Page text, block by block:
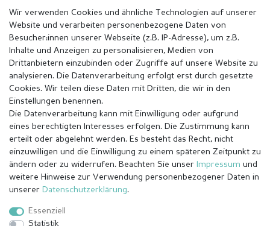
Impressum Daten­schutz­erklärung
Wir verwenden Cookies und ähnliche Technologien auf unserer
Website und verarbeiten personenbezogene Daten von
Besucher:innen unserer Webseite (z.B. IP-Adresse), um z.B.
Inhalte und Anzeigen zu personalisieren, Medien von
Drittanbietern einzubinden oder Zugriffe auf unsere Website zu
analysieren. Die Datenverarbeitung erfolgt erst durch gesetzte
Cookies. Wir teilen diese Daten mit Dritten, die wir in den
Einstellungen benennen.
Die Datenverarbeitung kann mit Einwilligung oder aufgrund
eines berechtigten Interesses erfolgen. Die Zustimmung kann
erteilt oder abgelehnt werden. Es besteht das Recht, nicht
einzuwilligen und die Einwilligung zu einem späteren Zeitpunkt zu
ändern oder zu widerrufen. Beachten Sie unser Impressum und
weitere Hinweise zur Verwendung personenbezogener Daten in
unserer Daten­schutz­erklärung.
Essenziell
Statistik